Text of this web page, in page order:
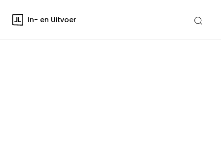
In- en Uitvoer